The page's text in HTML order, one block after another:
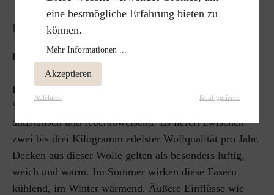
MERINOWOLLE
Luftig weich, herrlich warm.
Die wohl bekannteste Schafart ist das Merinoschaf.
Seine Schurwolle gilt als besonders fein, elastisch,
antistatisch und feuerabweisend. Es liefert zwischen
zwei bis drei Kilogramm edelster Wollqualität pro Jahr.
Decken aus dieser Wolle gelten als besonders luftig,
weich und warm. Im Sommer wirken diese Fasern
kühlend, im Winter wärmend. Äußere Einflüsse wie
eine bestmögliche Erfahrung bieten zu
können.
Mehr Informationen ...
Akzeptieren
Ablehnen Konfigurieren